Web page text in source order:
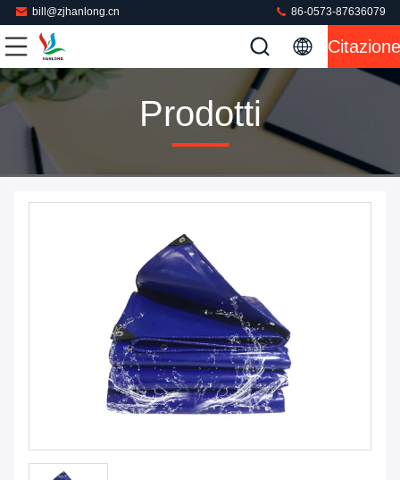
bill@zjhanlong.cn 86-0573-87636079
Citazione
Prodotti